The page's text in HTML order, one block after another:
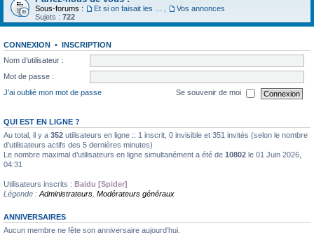
Sous-forums :
Vos annonces
Sujets : 722
CONNEXION • INSCRIPTION
Nom d’utilisateur :
Mot de passe :
J’ai oublié mon mot de passe
Se souvenir de moi
QUI EST EN LIGNE ?
Au total, il y a 352 utilisateurs en ligne :: 1 inscrit, 0 invisible et 351 invités (selon le nombre
d’utilisateurs actifs des 5 dernières minutes)
Le nombre maximal d’utilisateurs en ligne simultanément a été de 10802 le 01 Juin 2026,
04:31
Utilisateurs inscrits : Baidu [Spider]
Légende : Administrateurs Modérateurs généraux
ANNIVERSAIRES
Aucun membre ne fête son anniversaire aujourd’hui.